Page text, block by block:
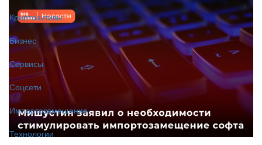
Криптоактивы
Бизнес
Сервисы
Соцсети
Импортозамещение
Технологии